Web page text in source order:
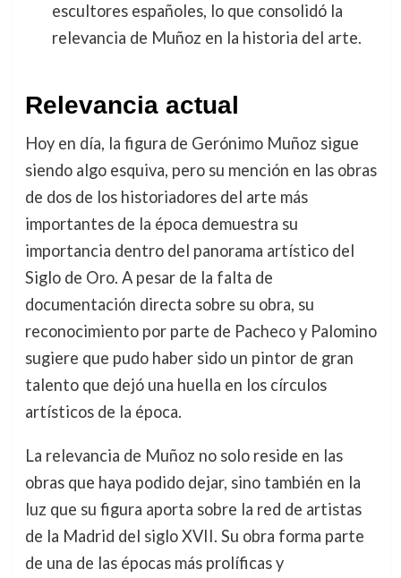
escultores españoles, lo que consolidó la
relevancia de Muñoz en la historia del arte.
Relevancia actual
Hoy en día, la figura de Gerónimo Muñoz sigue
siendo algo esquiva, pero su mención en las obras
de dos de los historiadores del arte más
importantes de la época demuestra su
importancia dentro del panorama artístico del
Siglo de Oro. A pesar de la falta de
documentación directa sobre su obra, su
reconocimiento por parte de Pacheco y Palomino
sugiere que pudo haber sido un pintor de gran
talento que dejó una huella en los círculos
artísticos de la época.
La relevancia de Muñoz no solo reside en las
obras que haya podido dejar, sino también en la
luz que su figura aporta sobre la red de artistas
de la Madrid del siglo XVII. Su obra forma parte
de una de las épocas más prolíficas y